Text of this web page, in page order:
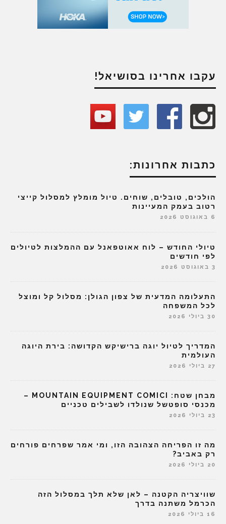
עקבו אחרינו בסושיאל!
כתבות אחרונות:
הולכים, טובלים, שוחים. טיול מומלץ למסלול קייצי
רטוב בעמק המעיינות
6 באוגוסט 2026
טיולי החודש – לוח אאוטפאנל עם ההמלצות לטיולים
לפי חודשים
3 באוגוסט 2026
התעלומה המדעית של צפון הגולן: מסלול קל ומוצל
לכל המשפחה
30 ביולי 2026
המדריך לטיול יוגה ברישיקש הקדושה: בירת היוגה
העולמית
27 ביולי 2026
מבחן שטח: MOUNTAIN EQUIPMENT COMICI –
מכנסי סופטשל שנולדו לשבילים טכניים
23 ביולי 2026
מה זו הפריחה הצהובה הזו, ומי אמר שפרחים פורחים
רק באביב?
20 ביולי 2026
שוויצריה הקטנה – לאן שלא תלך במסלול הזה
הכרמל משתנה בדרך
16 ביולי 2026